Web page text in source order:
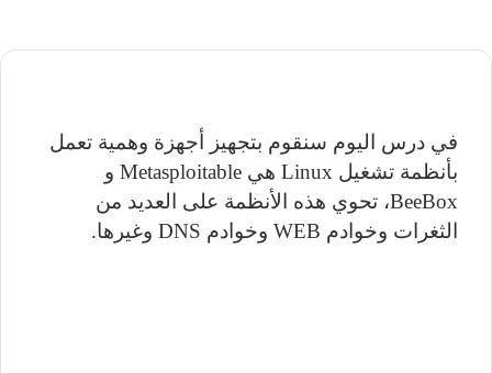
في درس اليوم سنقوم بتجهيز أجهزة وهمية تعمل
بأنظمة تشغيل Linux هي Metasploitable و
BeeBox، تحوي هذه الأنظمة على العديد من
الثغرات وخوادم WEB وخوادم DNS وغيرها.